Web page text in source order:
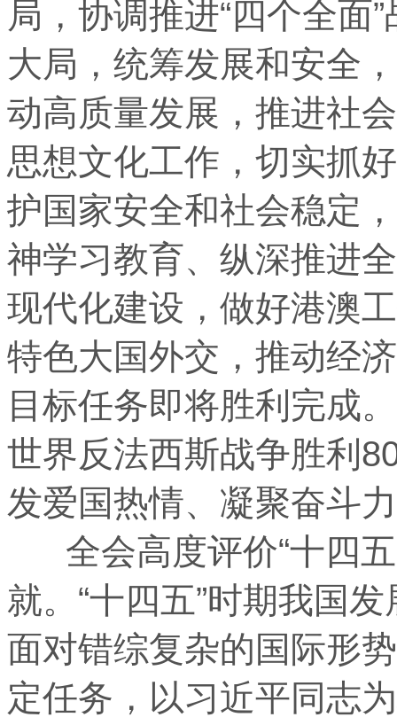
局，协调推进“四个全面
大局，统筹发展和安全
动高质量发展，推进社
思想文化工作，切实抓
护国家安全和社会稳定
神学习教育、纵深推进
现代化建设，做好港澳
特色大国外交，推动经
目标任务即将胜利完成
世界反法西斯战争胜利
发爱国热情、凝聚奋斗
全会高度评价“十四五
就。“十四五”时期我国
面对错综复杂的国际形
定任务，以习近平同志